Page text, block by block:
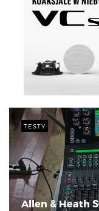
TESTY
Allen & Heath